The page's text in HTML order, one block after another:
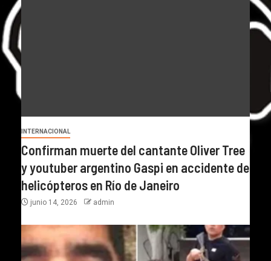
INTERNACIONAL
Confirman muerte del cantante Oliver Tree
y youtuber argentino Gaspi en accidente de
helicópteros en Río de Janeiro
junio 14, 2026 admin